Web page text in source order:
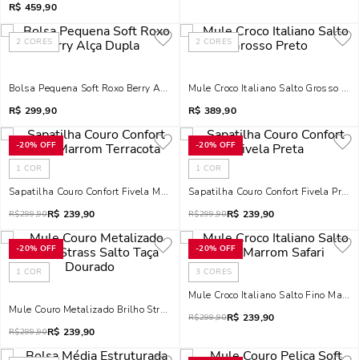
R$ 459,90
2 CORES
Bolsa Pequena Soft Roxo Berry Alça Dupla
R$ 299,90
2 CORES
Mule Croco Italiano Salto Grosso
R$ 389,90
-20% OFF
1 COR
Sapatilha Couro Confort Fivela Marrom Terracota
R$299,90R$ 239,90
-20% OFF
1 COR
Sapatilha Couro Confort Fivela Preta
R$299,90R$ 239,90
-20% OFF
1 COR
Mule Couro Metalizado Brilho Strass Salto Taça Dourado
R$299,90R$ 239,90
-20% OFF
3 CORES
Mule Croco Italiano Salto Fino
R$299,90R$ 239,90